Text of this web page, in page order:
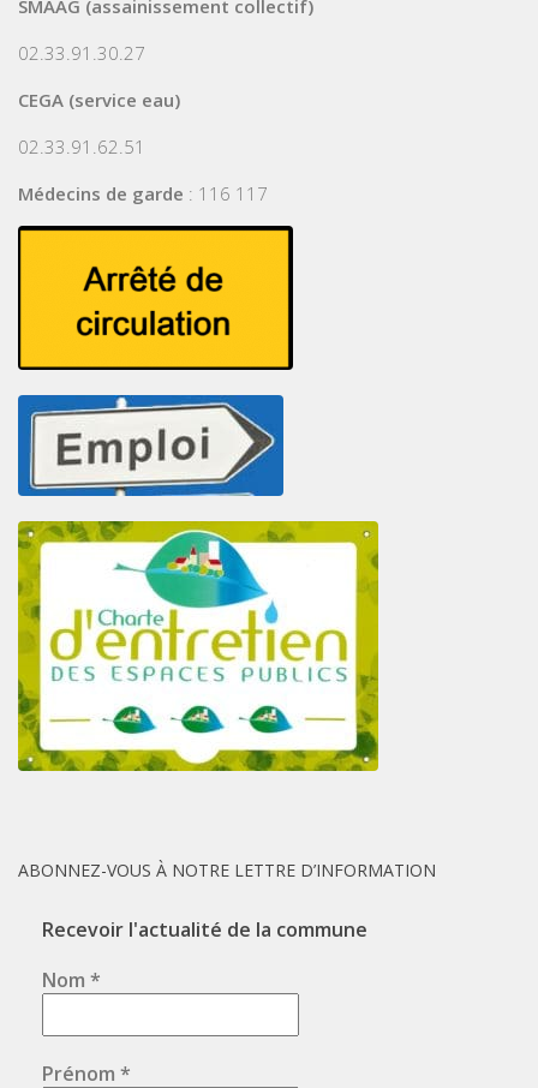
SMAAG (assainissement collectif)
02.33.91.30.27
CEGA (service eau)
02.33.91.62.51
Médecins de garde : 116 117
ABONNEZ-VOUS À NOTRE LETTRE D’INFORMATION
Recevoir l'actualité de la commune
Nom *
Prénom *